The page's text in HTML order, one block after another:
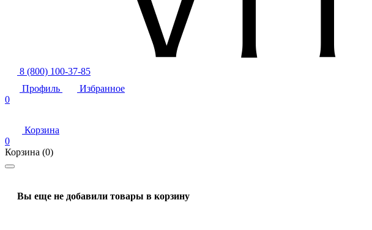
8 (800) 100-37-85
Профиль
Избранное
0
Корзина
0
Корзина (0)
Вы еще не добавили товары в корзину